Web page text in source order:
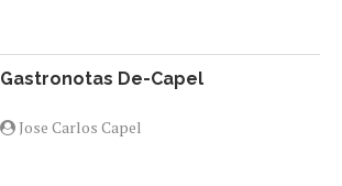
Gastronotas De-Capel
Jose Carlos Capel